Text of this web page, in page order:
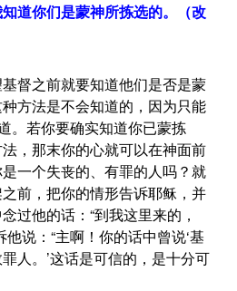
你们是蒙神所拣选的。（改
督之前就要知道他们是否是蒙
方法是不会知道的，因为只能
。若你要确实知道你已蒙拣
，那末你的心就可以在神面前
一个失丧的、有罪的人吗？就
前，把你的情形告诉耶稣，并
过他的话：“到我这里来的，
说：“主啊！你的话中曾说‘基
人。’这话是可信的，是十分可